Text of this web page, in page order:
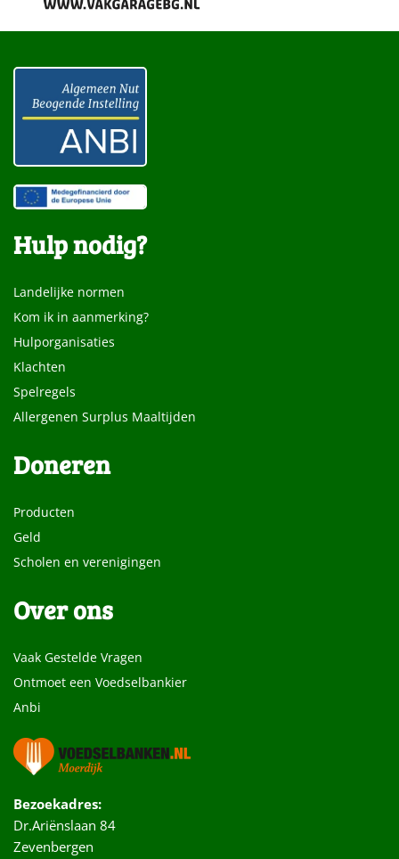
Hulp nodig?
Landelijke normen
Kom ik in aanmerking?
Hulporganisaties
Klachten
Spelregels
Allergenen Surplus Maaltijden
Doneren
Producten
Geld
Scholen en verenigingen
Over ons
Vaak Gestelde Vragen
Ontmoet een Voedselbankier
Anbi
Bezoekadres:
Dr.Ariënslaan 84
Zevenbergen